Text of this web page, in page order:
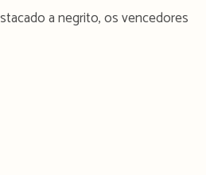
a negrito, os vencedores